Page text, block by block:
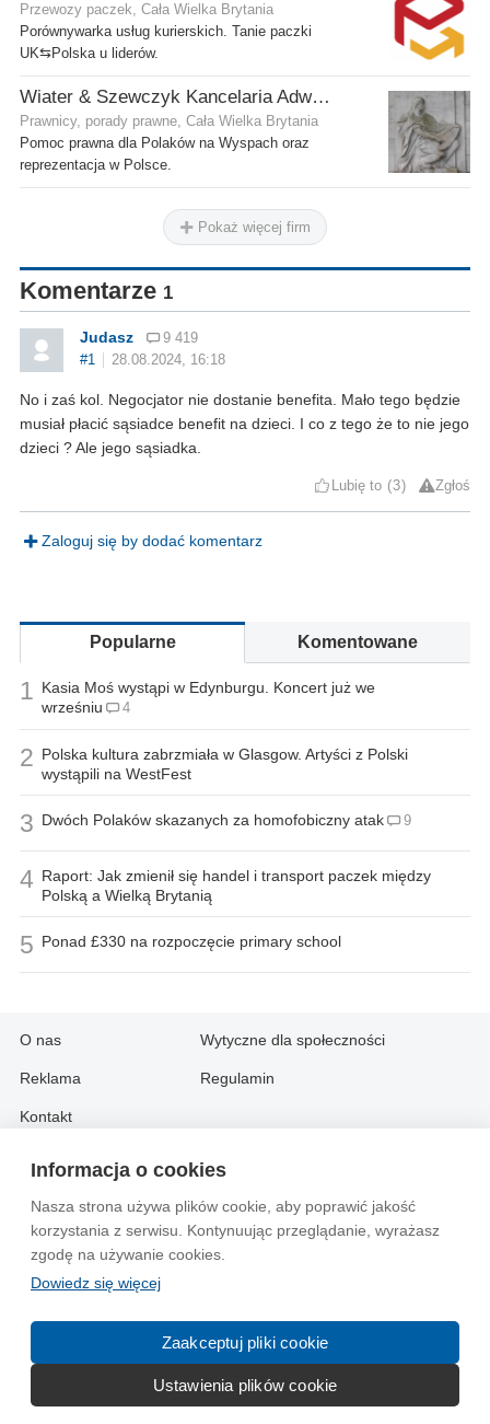
Informacja o cookies
Nasza strona używa plików cookie, aby poprawić jakość
korzystania z serwisu. Kontynuując przeglądanie, wyrażasz
zgodę na używanie cookies.
Dowiedz się więcej
Zaakceptuj pliki cookie
Ustawienia plików cookie
Przewozy paczek, Cała Wielka Brytania
Porównywarka usług kurierskich. Tanie paczki
UK⇆Polska u liderów.
Wiater & Szewczyk Kancelaria Adwokacka
Prawnicy, porady prawne, Cała Wielka Brytania
Pomoc prawna dla Polaków na Wyspach oraz
reprezentacja w Polsce.
Pokaż więcej firm
Komentarze 1
Judasz
9 419
#1
28.08.2024, 16:18
No i zaś kol. Negocjator nie dostanie benefita. Mało tego będzie
musiał płacić sąsiadce benefit na dzieci. I co z tego że to nie jego
dzieci ? Ale jego sąsiadka.
Lubię to 3 Zgłoś
Zaloguj się by dodać komentarz
Popularne Komentowane
1 Kasia Moś wystąpi w Edynburgu. Koncert już we
wrześniu
4
2 Polska kultura zabrzmiała w Glasgow. Artyści z Polski
wystąpili na WestFest
3 Dwóch Polaków skazanych za homofobiczny atak 9
4 Raport: Jak zmienił się handel i transport paczek między
Polską a Wielką Brytanią
5 Ponad £330 na rozpoczęcie primary school
O nas
Reklama
Kontakt
Wytyczne dla społeczności
Regulamin
Information in English:
About
Advertise
Contact